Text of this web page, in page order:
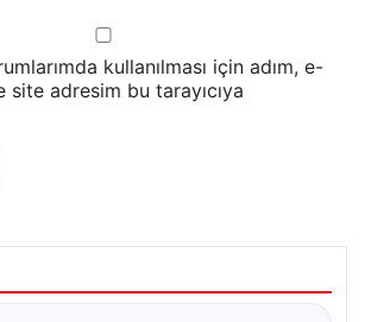
kullanılması için adım, e-
adresim bu tarayıcıya